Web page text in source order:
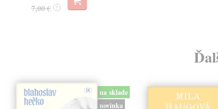
7,00 € ?
na sklade
novinka